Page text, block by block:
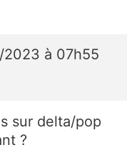
à 07h55
sur delta/pop
?